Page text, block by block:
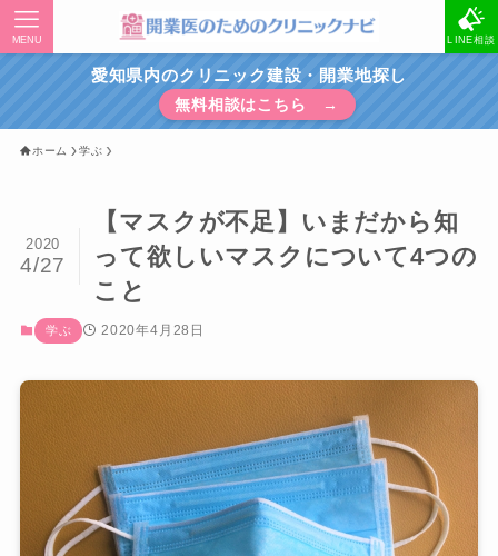
LINE相談
MENU
愛知県内のクリニック建設・開業地探し
無料相談はこちら →
ホーム 学ぶ
【マスクが不足】いまだから知
って欲しいマスクについて4つの
こと
2020
4/27
学ぶ 2020年4月28日